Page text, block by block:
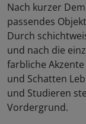
Nach kurzer
passendes
Durch
und nach die
farbliche
und Schatten
und Studieren
Vordergrund.